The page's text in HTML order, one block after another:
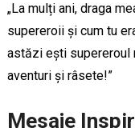
„La mulți ani, draga
supereroii și cum tu
astăzi ești supereroul
aventuri și râsete!”
Mesaje